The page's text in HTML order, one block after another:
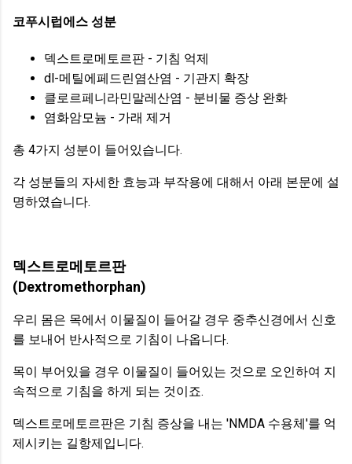
코푸시럽에스 성분
덱스트로메토르판 - 기침 억제
dl-메틸에페드린염산염 - 기관지 확장
클로르페니라민말레산염 - 분비물 증상 완화
염화암모늄 - 가래 제거
총 4가지 성분이 들어있습니다.
각 성분들의 자세한 효능과 부작용에 대해서 아래 본문에 설
명하였습니다.
덱스트로메토르판
(Dextromethorphan)
우리 몸은 목에서 이물질이 들어갈 경우 중추신경에서 신호
를 보내어 반사적으로 기침이 나옵니다.
목이 부어있을 경우 이물질이 들어있는 것으로 오인하여 지
속적으로 기침을 하게 되는 것이죠.
덱스트로메토르판은 기침 증상을 내는 'NMDA 수용체'를 억
제시키는 길항제입니다.